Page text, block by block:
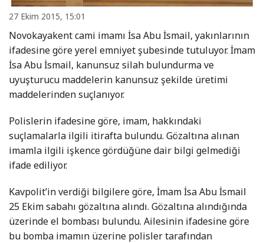
27 Ekim 2015, 15:01
Novokayakent cami imamı İsa Abu İsmail, yakınlarının
ifadesine göre yerel emniyet şubesinde tutuluyor. İmam
İsa Abu İsmail, kanunsuz silah bulundurma ve
uyuşturucu maddelerin kanunsuz şekilde üretimi
maddelerinden suçlanıyor.
Polislerin ifadesine göre, imam, hakkındaki
suçlamalarla ilgili itirafta bulundu. Gözaltına alınan
imamla ilgili işkence gördüğüne dair bilgi gelmediği
ifade ediliyor.
Kavpolit’in verdiği bilgilere göre, İmam İsa Abu İsmail
25 Ekim sabahı gözaltına alındı. Gözaltına alındığında
üzerinde el bombası bulundu. Ailesinin ifadesine göre
bu bomba imamın üzerine polisler tarafından